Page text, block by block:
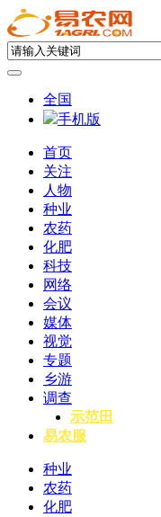
全国
手机版
首页
关注
人物
种业
农药
化肥
科技
网络
会议
媒体
视觉
专题
乡游
调查
示范田
易农服
种业
农药
化肥